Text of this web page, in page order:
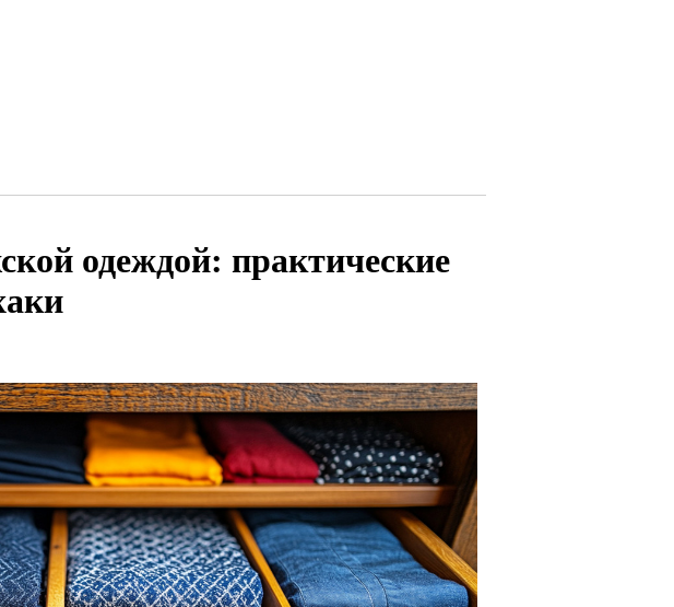
одеждой: практические